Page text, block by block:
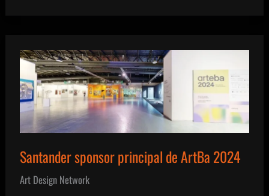
Linarejos
Moreno
Santander sponsor principal de ArtBa 2024
Art Design Network